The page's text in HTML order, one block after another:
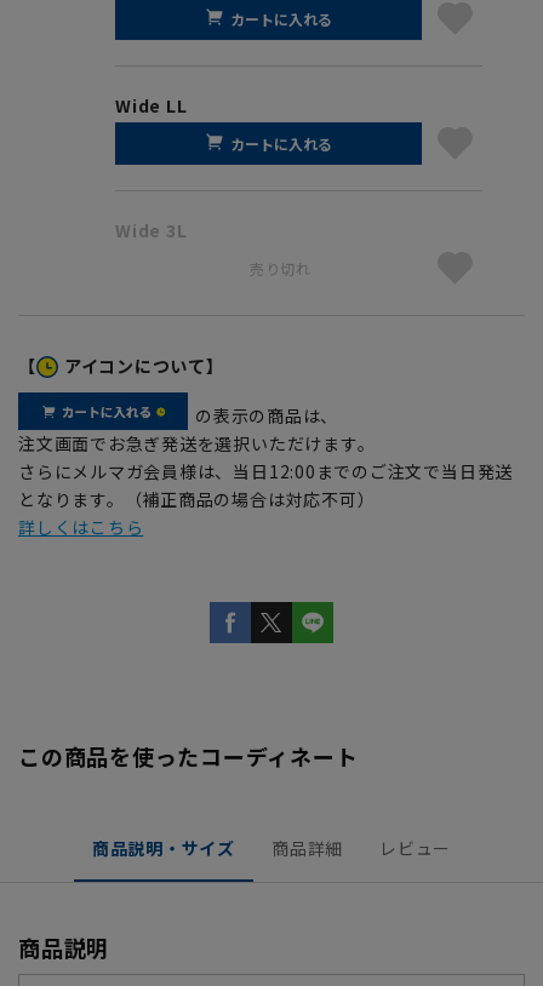
カートに入れる
Wide LL
カートに入れる
Wide 3L
売り切れ
【 アイコンについて】
の表示の商品は、
注文画面でお急ぎ発送を選択いただけます。
さらにメルマガ会員様は、当日12:00までのご注文で当日発送
となります。（補正商品の場合は対応不可）
詳しくはこちら
この商品を使ったコーディネート
商品説明・サイズ 商品詳細 レビュー
商品説明